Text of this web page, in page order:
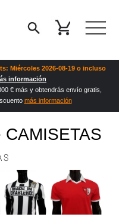
Miércoles 2026-08-19 o incluso
información
€ más y obtendrás envío gratis,
más información